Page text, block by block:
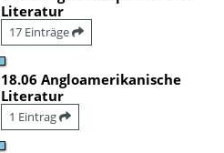
Literatur
17 Einträge
18.06 Angloamerikanische
Literatur
1 Eintrag